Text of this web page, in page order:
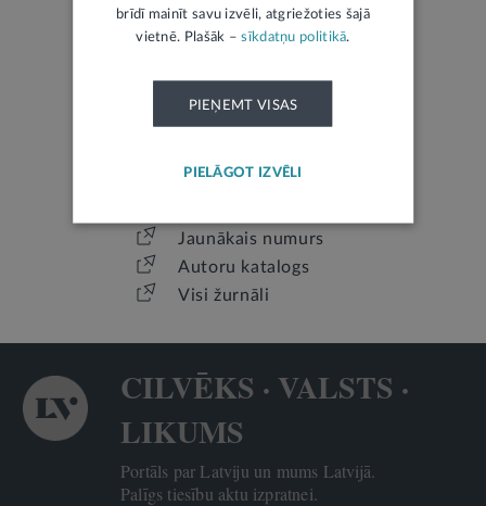
Mantojumu ziņas
ŽURNĀLS TIESISKAI DOMAI UN PRAKSEI
Jaunākais numurs
Autoru katalogs
Visi žurnāli
CILVĒKS · VALSTS ·
LIKUMS
Portāls par Latviju un mums Latvijā.
Palīgs tiesību aktu izpratnei.
brīdī mainīt savu izvēli, atgriežoties šajā
vietnē. Plašāk –sīkdatņu politikā.
PIEŅEMT VISAS
PIELĀGOT IZVĒLI